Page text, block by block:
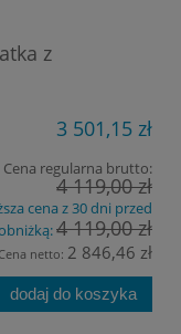
z
3 501,15 zł
Cena regularna brutto:
4 119,00 zł
cena z 30 dni przed
4 119,00 zł
Cena netto: 2 846,46 zł
dodaj do koszyka